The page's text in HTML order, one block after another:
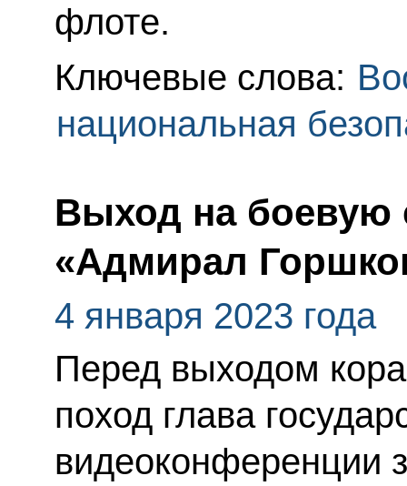
флоте.
Ключевые слова:
национальная
Выход на боевую
«Адмирал
4 января 2023 года
Перед выходом
поход глава
видеоконференции